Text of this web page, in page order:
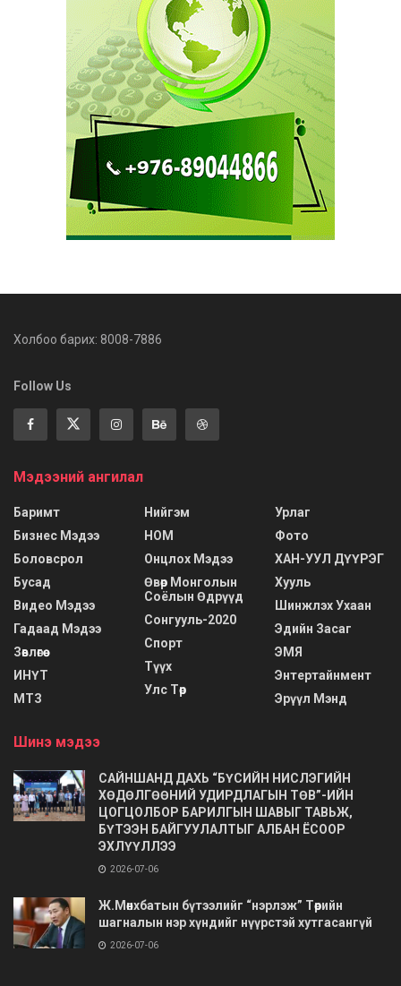
Холбоо барих: 8008-7886
Follow Us
Мэдээний ангилал
Баримт
Бизнес Мэдээ
Боловсрол
Бусад
Видео Мэдээ
Гадаад Мэдээ
Зөвлөгөө
ИНҮТ
МТЗ
Нийгэм
НОМ
Онцлох Мэдээ
Өвөр Монголын
Соёлын Өдрүүд
Сонгууль-2020
Спорт
Түүх
Улс Төр
Урлаг
Фото
ХАН-УУЛ ДҮҮРЭГ
Хууль
Шинжлэх Ухаан
Эдийн Засаг
ЭМЯ
Энтертайнмент
Эрүүл Мэнд
Шинэ мэдээ
САЙНШАНД ДАХЬ “БҮСИЙН НИСЛЭГИЙН
ХӨДӨЛГӨӨНИЙ УДИРДЛАГЫН ТӨВ”-ИЙН
ЦОГЦОЛБОР БАРИЛГЫН ШАВЫГ ТАВЬЖ,
БҮТЭЭН БАЙГУУЛАЛТЫГ АЛБАН ЁСООР
ЭХЛҮҮЛЛЭЭ
2026-07-06
Ж.Мөнхбатын бүтээлийг “нэрлэж” Төрийн
шагналын нэр хүндийг нүүрстэй хутгасангүй
2026-07-06